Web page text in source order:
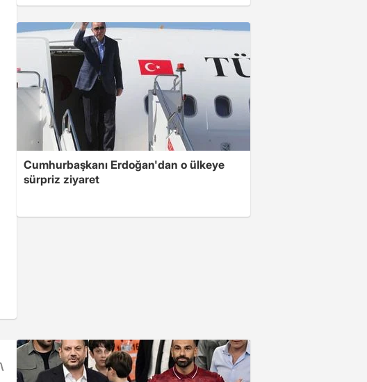
Cumhurbaşkanı Erdoğan'dan o ülkeye
sürpriz ziyaret